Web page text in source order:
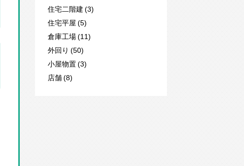
住宅二階建 (3)
住宅平屋 (5)
倉庫工場 (11)
外回り (50)
小屋物置 (3)
店舗 (8)